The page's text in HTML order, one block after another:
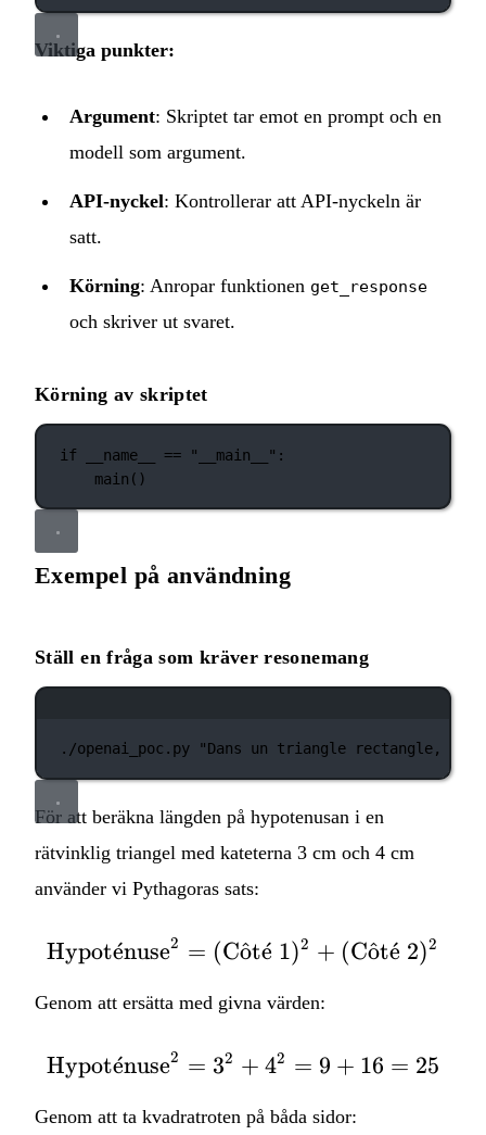
Viktiga punkter:
Argument: Skriptet tar emot en prompt och en
modell som argument.
API‑nyckel: Kontrollerar att API‑nyckeln är
satt.
Körning: Anropar funktionen get_response
och skriver ut svaret.
Körning av skriptet
if __name__ == "__main__" :
main()
Exempel på användning
Ställ en fråga som kräver resonemang
./openai_poc.py "Dans un triangle rectangle, si
För att beräkna längden på hypotenusan i en
rätvinklig triangel med kateterna 3 cm och 4 cm
använder vi Pythagoras sats:
Hypote
ˊnuse2 = (Co
ˆte
ˊ 1)2 + (Co
ˆte
ˊ 2)2
Genom att ersätta med givna värden:
\text{Hypoténuse}^2
Hypote
ˊnuse2 = 32 + 42 = 9 + 16 = 25
Genom att ta kvadratroten på båda sidor: